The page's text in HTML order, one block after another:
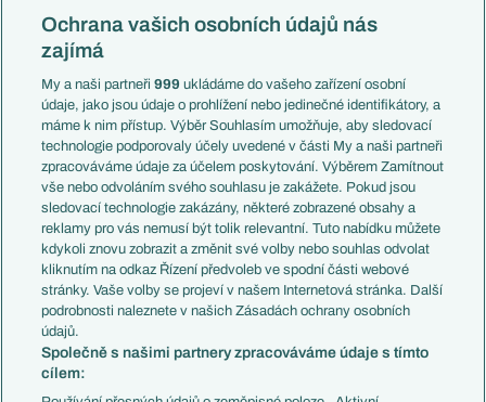
Mistrovství světa
Liga národů
Témata
Představení týmů MS
EuroSkauting
PL v kostce
Evropské koeficienty
Přestupy
Přestupové spekulace
Zranění
Kluby
Arsenal FC
Chelsea FC
Manchester United
AC Milán
Juventus FC
Česko
Francie
Itálie
Německo
Španělsko
Argentina
Brazílie
Přestupy
Zápasy
Livescore
Tipovací soutěž
Ochrana vašich osobních údajů nás
zajímá
My a naši partneři999 ukládáme do vašeho zařízení osobní
údaje, jako jsou údaje o prohlížení nebo jedinečné identifikátory, a
máme k nim přístup. Výběr Souhlasím umožňuje, aby sledovací
technologie podporovaly účely uvedené v části My a naši partneři
zpracováváme údaje za účelem poskytování. Výběrem Zamítnout
vše nebo odvoláním svého souhlasu je zakážete. Pokud jsou
sledovací technologie zakázány, některé zobrazené obsahy a
reklamy pro vás nemusí být tolik relevantní. Tuto nabídku můžete
kdykoli znovu zobrazit a změnit své volby nebo souhlas odvolat
kliknutím na odkaz Řízení předvoleb ve spodní části webové
stránky. Vaše volby se projeví v našem Internetová stránka. Další
podrobnosti naleznete v našich Zásadách ochrany osobních
údajů.
Společně s našimi partnery zpracováváme údaje s tímto
cílem: